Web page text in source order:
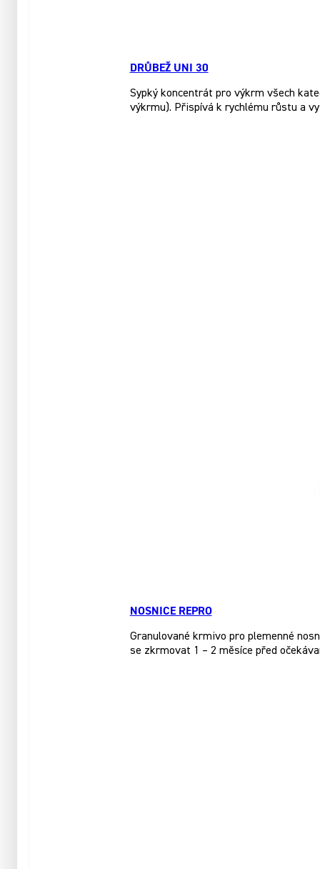
DRŮBEŽ UNI 30
Sypký koncentrát pro výkrm všech
výkrmu). Přispívá k rychlému růstu a
NOSNICE REPRO
Granulované krmivo pro plemenné
se zkrmovat 1 – 2 měsíce před